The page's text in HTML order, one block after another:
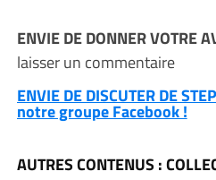
ENVIE DE DONNER VOTRE
laisser un commentaire
ENVIE DE DISCUTER DE
notre groupe Facebook !
AUTRES CONTENUS :